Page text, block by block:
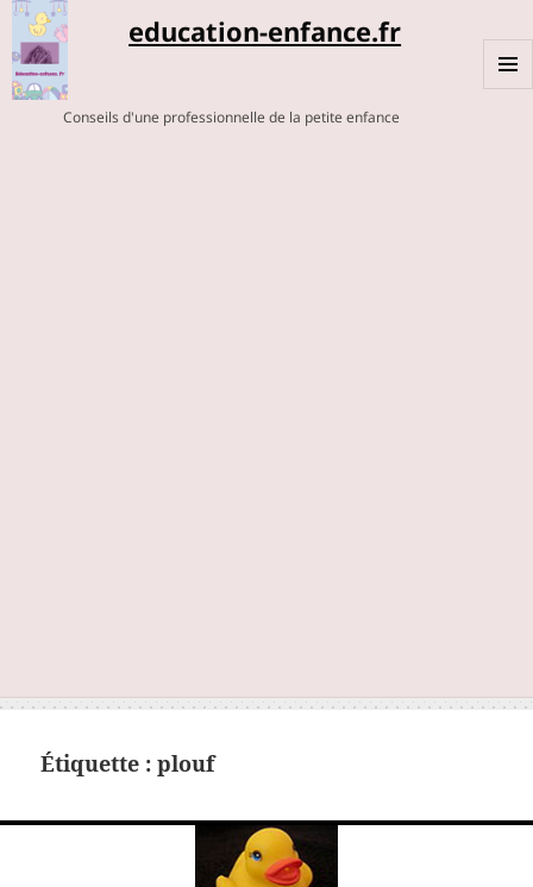
education-enfance.fr
Conseils d'une professionnelle de la petite enfance
Étiquette :plouf